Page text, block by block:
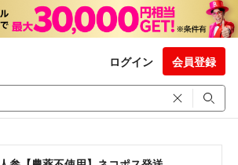
ログイン 会員登録